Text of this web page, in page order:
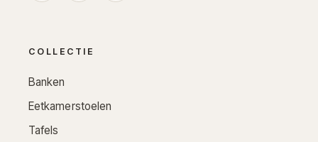
COLLECTIE
Banken
Eetkamerstoelen
Tafels